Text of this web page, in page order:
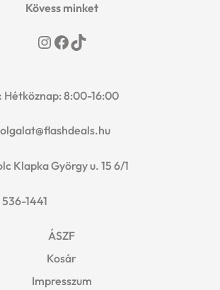
Kövess minket
Instagram
Facebook
TikTok
Hétköznap: 8:00-16:00
Klapka György u. 15 6/1
1441
ÁSZF
Kosár
Impresszum